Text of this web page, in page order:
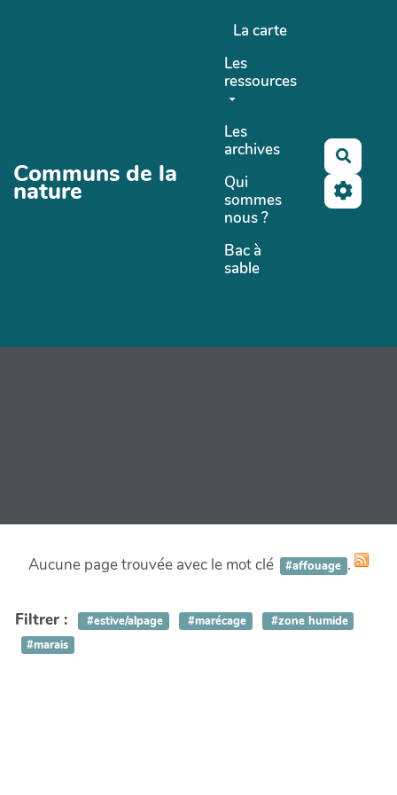
Communs de la
nature
La carte
Les
ressources
Les
archives
Qui
sommes
nous ?
Bac à
sable
Aucune page trouvée avec le mot clé #affouage .
Filtrer : #estive/alpage #marécage
#zone humide
#marais